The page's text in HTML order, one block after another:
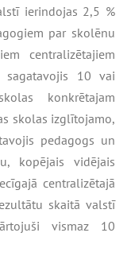
ierindojas 2,5 %
par skolēnu
centralizētajiem
sagatavojis 10 vai
konkrētajam
skolas izglītojamo,
pedagogs un
kopējais vidējais
centralizētajā
skaitā valstī
vismaz 10